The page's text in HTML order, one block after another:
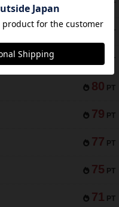
PT
94 PT
PT
80 PT
79 PT
77 PT
75 PT
71 PT